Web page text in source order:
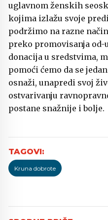
uglavnom ženskih
kojima izlažu svoje
podržimo na razne
preko promovisanja od-
donacija u sredstvima,
pomoći ćemo da se
osnaži, unapredi svoj
ostvarivanju
postane snažnije i bolje.
Kruna dobrote